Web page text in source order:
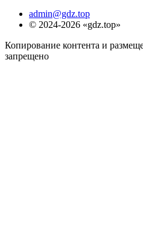
admin@gdz.top
© 2024-2026 «gdz.top»
Копирование контента и
запрещено